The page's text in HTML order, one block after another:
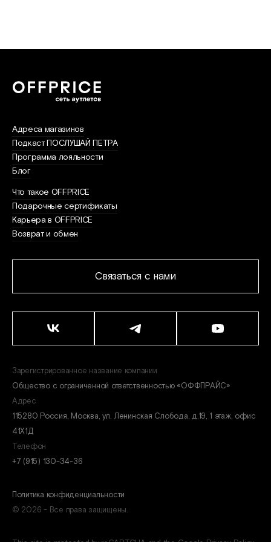
Политика конфиденциальности
© 2026 - Все права защищены.
Связаться с нами
Зарегистрированное название компании
Общество с ограниченной ответственностью «ОФФПРАЙС»
Адрес
115280 Россия, Москва, ул. Ленинская Слобода, д.19, 1 этаж, офис
41Х1Д
Телефон
+7 (915) 130-34-36
Адреса магазинов
Подкаст ПОСЛУШАЙ ПЕТРА
Программа лояльности
Блог
Что такое OFFPRICE
Подарочные сертификаты
Карьера в OFFPRICE
Возврат и обмен